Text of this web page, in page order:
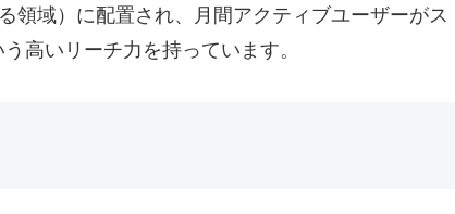
領域）に配置され、月間アクティブユーザーがス
高いリーチ力を持っています。